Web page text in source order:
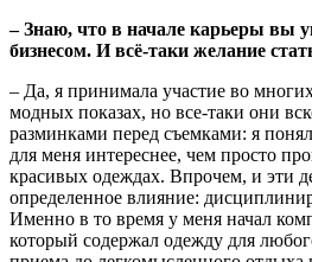
– Знаю, что в начале карьеры вы
бизнесом. И всё-таки желание
– Да, я принимала участие во
модных показах, но все-таки они
разминками перед съемками: я
для меня интереснее, чем просто
красивых одеждах. Впрочем, и эти
определенное влияние:
Именно в то время у меня начал
который содержал одежду для